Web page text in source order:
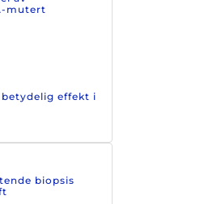
mutert
effekt i
biopsis